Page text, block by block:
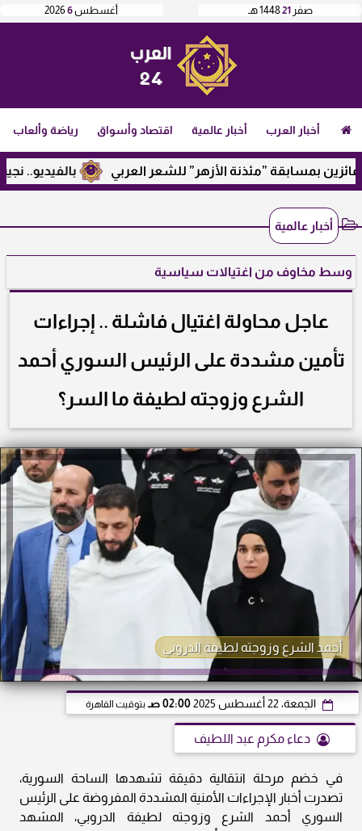
أغسطس6
2026 صفر 211448 هـ
أخبار العرب أخبار عالمية اقتصاد وأسواق رياضة وألعاب
بالفيديو.. نجيب بمسابقة ”مئذنة الأزهر” للشعر العربي
أخبار عالمية
وسط مخاوف من اغتيالات سياسية
عاجل محاولة اغتيال فاشلة .. إجراءات
تأمين مشددة على الرئيس السوري أحمد
الشرع وزوجته لطيفة ما السر؟
أحمد الشرع وزوجته لطيفة الدروبي
الجمعة، 22 أغسطس 2025 02:00 صـ بتوقيت القاهرة
دعاء مكرم عبد اللطيف
في خضم مرحلة انتقالية دقيقة تشهدها الساحة السورية،
تصدرت أخبار الإجراءات الأمنية المشددة المفروضة على الرئيس
السوري أحمد الشرع وزوجته لطيفة الدروبي، المشهد